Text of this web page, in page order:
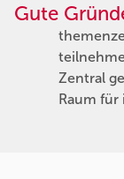
Gute
Zentral
Raum für